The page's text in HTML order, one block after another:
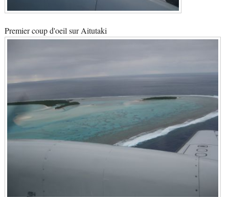
Premier coup d'oeil sur Aitutaki